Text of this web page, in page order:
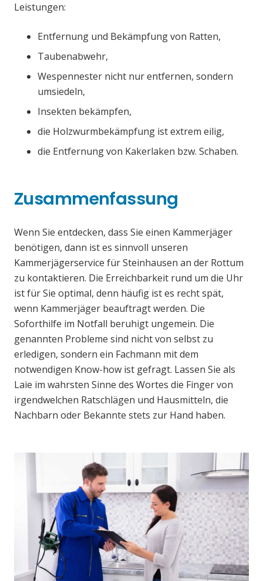
Leistungen:
Entfernung und Bekämpfung von Ratten,
Taubenabwehr,
Wespennester nicht nur entfernen, sondern
umsiedeln,
Insekten bekämpfen,
die Holzwurmbekämpfung ist extrem eilig,
die Entfernung von Kakerlaken bzw. Schaben.
Zusammenfassung
Wenn Sie entdecken, dass Sie einen Kammerjäger
benötigen, dann ist es sinnvoll unseren
Kammerjägerservice für Steinhausen an der Rottum
zu kontaktieren. Die Erreichbarkeit rund um die Uhr
ist für Sie optimal, denn häufig ist es recht spät,
wenn Kammerjäger beauftragt werden. Die
Soforthilfe im Notfall beruhigt ungemein. Die
genannten Probleme sind nicht von selbst zu
erledigen, sondern ein Fachmann mit dem
notwendigen Know-how ist gefragt. Lassen Sie als
Laie im wahrsten Sinne des Wortes die Finger von
irgendwelchen Ratschlägen und Hausmitteln, die
Nachbarn oder Bekannte stets zur Hand haben.